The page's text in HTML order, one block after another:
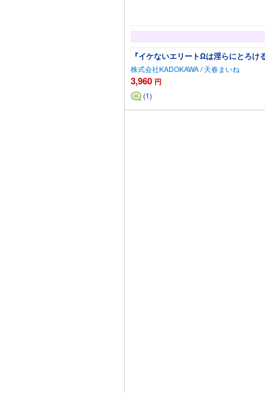
『イケないエリートΩは淫らにとろ
株式会社KADOKAWA/ 天春まいね
3,960 円
(1)